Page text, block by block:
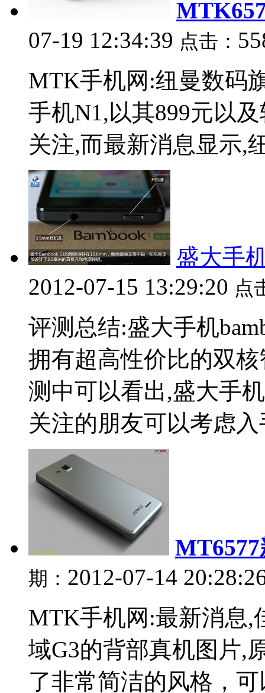
07-19 12:34:39 点击：
MTK手机网:纽曼数码
手机N1,以其899元以
关注,而最新消息显示,
盛大手
2012-07-15 13:29:20 点
评测总结:盛大手机
拥有超高性价比的双
测中可以看出,盛大手
关注的朋友可以考虑入
期： 2012-07-14
MTK手机网:最新消息,
域G3的背部真机图片,
了非常简洁的风格，